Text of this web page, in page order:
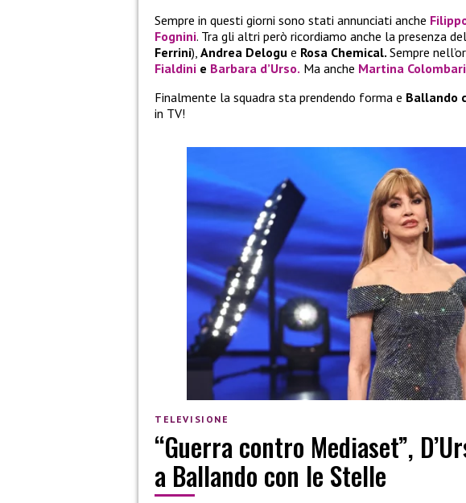
Sempre in questi giorni sono stati annunciati anche
Fognini. Tra gli altri però ricordiamo anche la presenza
Ferrini), Andrea Delogu e Rosa Chemical. Sempre
Fialdini e Barbara d’Urso. Ma anche Martina Colombari
Finalmente la squadra sta prendendo forma e Ballando
in TV!
TELEVISIONE
“Guerra contro Mediaset”,
a Ballando con le Stelle